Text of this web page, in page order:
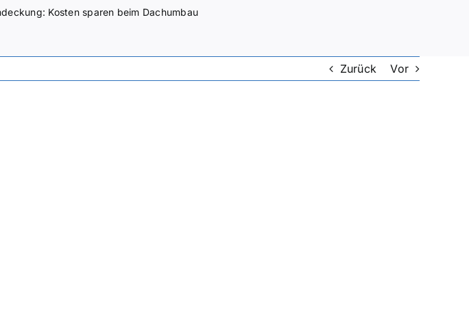
Kosten sparen beim Dachumbau
Zurück Vor